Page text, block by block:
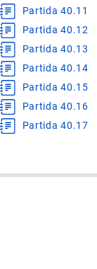
Partida 40.11
Partida 40.12
Partida 40.13
Partida 40.14
Partida 40.15
Partida 40.16
Partida 40.17